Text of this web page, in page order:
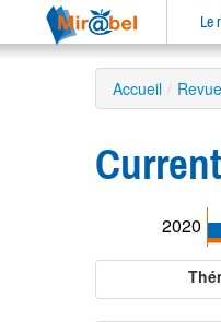
Le
Accueil /
2020